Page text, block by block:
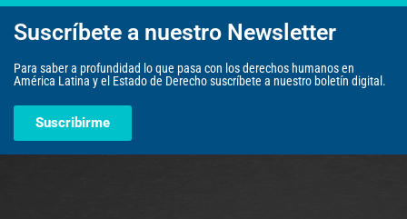
Suscríbete a nuestro Newsletter
Para saber a profundidad lo que pasa con los derechos humanos en
América Latina y el Estado de Derecho suscríbete a nuestro boletín digital.
Suscribirme